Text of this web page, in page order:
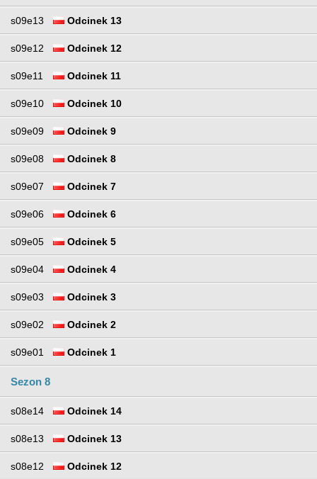
s09e13 Odcinek 13
s09e12 Odcinek 12
s09e11 Odcinek 11
s09e10 Odcinek 10
s09e09 Odcinek 9
s09e08 Odcinek 8
s09e07 Odcinek 7
s09e06 Odcinek 6
s09e05 Odcinek 5
s09e04 Odcinek 4
s09e03 Odcinek 3
s09e02 Odcinek 2
s09e01 Odcinek 1
Sezon 8
s08e14 Odcinek 14
s08e13 Odcinek 13
s08e12 Odcinek 12